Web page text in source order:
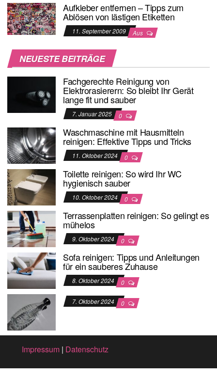
Aufkleber entfernen – Tipps zum
Ablösen von lästigen Etiketten
11. September 2009 Aus
NEUESTE BEITRÄGE
Fachgerechte Reinigung von
Elektrorasierern: So bleibt Ihr Gerät
lange fit und sauber
7. Januar 2025 0
Waschmaschine mit Hausmitteln
reinigen: Effektive Tipps und Tricks
11. Oktober 2024 0
Toilette reinigen: So wird Ihr WC
hygienisch sauber
10. Oktober 2024 0
Terrassenplatten reinigen: So gelingt es
mühelos
9. Oktober 2024 0
Sofa reinigen: Tipps und Anleitungen
für ein sauberes Zuhause
8. Oktober 2024 0
7. Oktober 2024 0
Impressum | Datenschutz